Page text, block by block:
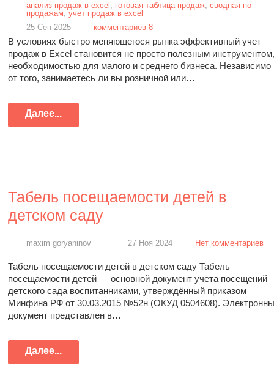
анализ продаж в excel , готовая таблица продаж,сводная по
продажам,учет продаж в excel
25 Сен 2025
комментариев 8
В условиях быстро меняющегося рынка эффективный учет
продаж в Excel становится не просто полезным
необходимостью для малого и среднего бизнеса. Независимо
от того, занимаетесь ли вы розничной или…
Далее...
Табель посещаемости детей в
детском саду
maxim goryaninov 27 Ноя 2024 Нет комментариев
Табель посещаемости детей в детском саду Табель
посещаемости детей — основной документ учета посещений
детского сада воспитанниками, утверждённый приказом
Минфина РФ от 30.03.2015 №52н (ОКУД 0504608).
документ представлен в…
Далее...